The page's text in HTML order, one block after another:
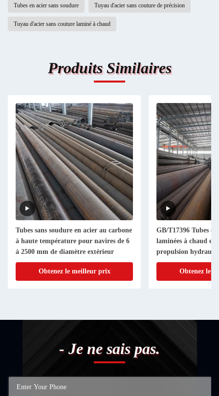
Tubes en acier sans soudure Tuyau d'acier sans couture de précision
Tuyau d'acier sans couture laminé à chaud
Produits Similaires
Tubes sans soudure en acier au carbone
à haute température pour navires de 6
à 2500 mm de diamètre extérieur
Obtenez le meilleur prix
GB/T17396 Tubes
laminées à chaud
propulsion
Obtenez le
- Je ne sais pas.